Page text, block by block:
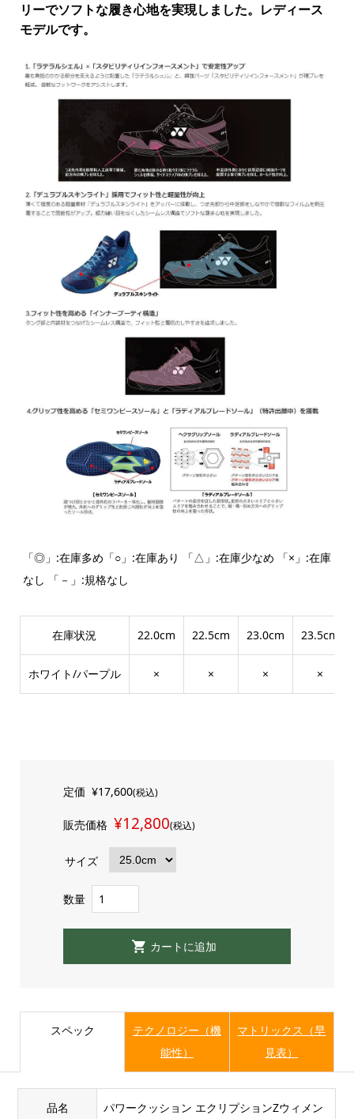
リーでソフトな履き心地を実現しました。 レディース
モデルです。
「◎」:在庫多め「○」:在庫あり 「△」:在庫少なめ 「×」:在庫
なし 「－」:規格なし
在庫状況 22.0cm 22.5cm 23.0cm 23.5cm
ホワイト/パープル × × × ×
定価 ¥17,600(税込)
販売価格 ¥12,800(税込)
サイズ
数量
スペック
テクノロジー（機
能性）
マトリックス（早
見表）
品名 パワークッション エクリプションZウィメン